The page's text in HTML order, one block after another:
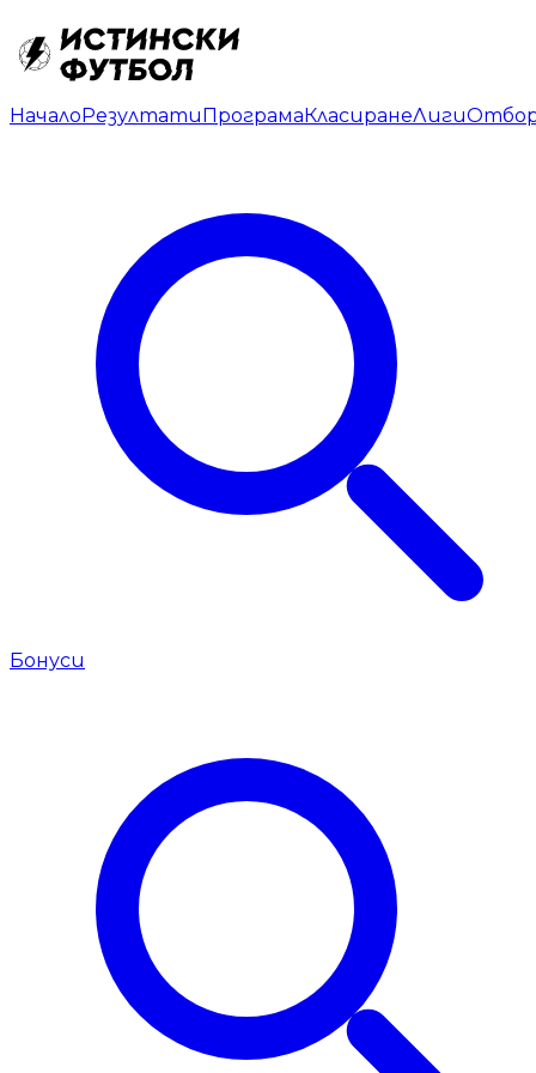
НачалоРезултатиПрограмаКласиранеЛиги
Бонуси